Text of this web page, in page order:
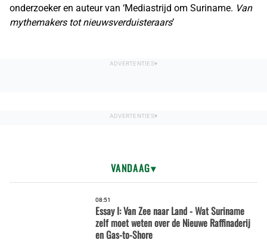
onderzoeker en auteur van ‘Mediastrijd om Suriname. Van
mythemakers tot nieuwsverduisteraars’
VANDAAG
08:51
Essay I: Van Zee naar Land - Wat Suriname
zelf moet weten over de Nieuwe Raffinaderij
en Gas-to-Shore